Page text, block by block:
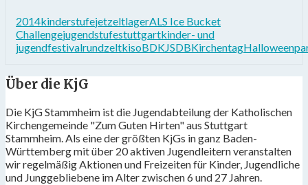
2014kinderstufejetzeltlagerALS Ice Bucket
Challengejugendstufestuttgartkinder- und
jugendfestivalrundzeltkisoBDKJSDBKirchentag
Über die KjG
Die KjG Stammheim ist die Jugendabteilung der Katholischen
Kirchengemeinde "Zum Guten Hirten" aus Stuttgart
Stammheim. Als eine der größten KjGs in ganz Baden-
Württemberg mit über 20 aktiven Jugendleitern veranstalten
wir regelmäßig Aktionen und Freizeiten für Kinder, Jugendliche
und Junggebliebene im Alter zwischen 6 und 27 Jahren.